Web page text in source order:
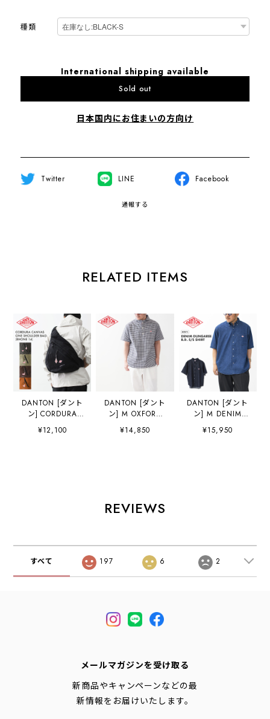
種類
International shipping available
Sold out
日本国内にお住まいの方向け
Twitter LINE Facebook
通報する
RELATED ITEMS
DANTON [ダント
ン] CORDURA
CANVAS ONE
SHOULDER
ーデュラキャンバ
ス・MEN'S /
LADY'S
[2026AW]
¥12,100
DANTON [ダント
ン] M OXFORD
ROUND COLLAR
SHORT SLEEVE
オーバーシャツ・
半袖シャツ・コッ
ャックシャツ・丸
襟・MEN'S
[2026SS]
¥14,850
DANTON [ダント
ン] M DENIM
DUNGAREE B.D.
S/S SHIRT [DT-
[2026SS]
¥15,950
REVIEWS
すべて 197 6 2
メールマガジンを受け取る
新商品やキャンペーンなどの最
新情報をお届けいたします。